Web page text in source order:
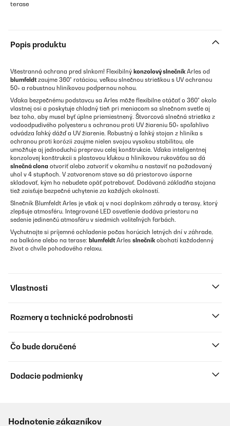
terase
Popis produktu
Všestranná ochrana pred slnkom! Flexibilný konzolový slnečníkArles od
blumfeldtzaujme 360° rotáciou, veľkou slnečnou strieškou s UV ochranou
50+ a robustnou hliníkovou podpernou nohou.
Vďaka bezpečnému podstavcu sa Arles môže flexibilne otáčať o 360° okolo
vlastnej osi a poskytuje chladný tieň pri meniacom sa slnečnom svetle aj
bez toho, aby musel byť úplne priemiestnený. Štvorcová slnečná strieška z
vodoodpudivého polyesteru s ochranou proti UV žiareniu 50+ spoľahlivo
odvádza ľahký dážď a UV žiarenie. Robustný a ľahký stojan z hliníka s
ochranou proti korózii zaujme nielen svojou vysokou stabilitou, ale
umožňuje aj jednoduchú prepravu celej konštrukcie. Vďaka inteligentnej
konzolovej konštrukcii s plastovou kľukou a hliníkovou rukoväťou sa dá
slnečná clona otvoriť alebo zatvoriť v okamihu a nastaviť na požadovaný
uhol v 4 stupňoch. V zatvorenom stave sa dá priestorovo úsporne
skladovať, kým ho nebudete opäť potrebovať. Dodávaná základňa stojana
tiež zaisťuje bezpečné uchytenie za každých okolností.
Slnečník Blumfeldt Arles je však aj v noci doplnkom záhrady a terasy, ktorý
zlepšuje atmosféru. Integrované LED osvetlenie dodáva priestoru na
sedenie jedinenčú atmosféru v siedmich voliteľných farbách.
Vychutnajte si príjemné ochladenie počas horúcich letných dní v záhrade,
na balkóne alebo na terase: blumfeldtArles slnečníkobohatí každodenný
život o chvíle pohodového relaxu.
Vlastnosti
Rozmery a technické podrobnosti
Čo bude doručené
Dodacie podmienky
Hodnotenie zákazníkov